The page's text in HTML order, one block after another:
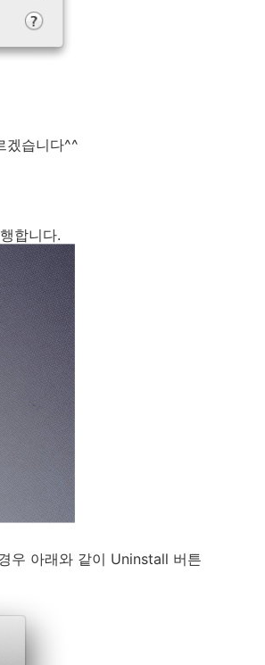
겠습니다^^
합니다.
우 아래와 같이 Uninstall 버튼